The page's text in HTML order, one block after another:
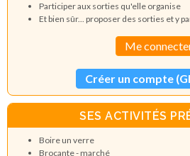
Participer aux sorties qu'elle organise
Et bien sûr... proposer des sorties et y
Me
Créer un compte
SES ACTIVITÉS
Boire un verre
Brocante - marché